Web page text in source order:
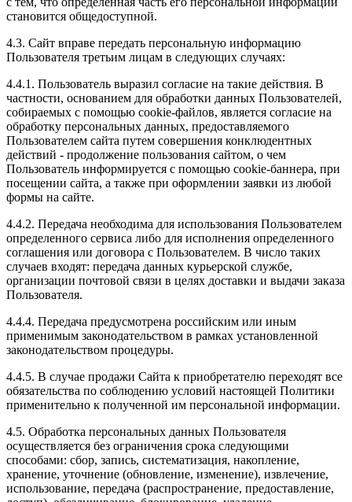
становится общедоступной.
4.3. Сайт вправе передать персональную информацию
Пользователя третьим лицам в следующих случаях:
4.4.1. Пользователь выразил согласие на такие действия. В
частности, основанием для обработки данных Пользователей,
собираемых с помощью cookie-файлов, является согласие на
обработку персональных данных, предоставляемого
Пользователем сайта путем совершения конклюдентных
действий - продолжение пользования сайтом, о чем
Пользователь информируется с помощью cookie-баннера, при
посещении сайта, а также при оформлении заявки из любой
формы на сайте.
4.4.2. Передача необходима для использования Пользователем
определенного сервиса либо для исполнения определенного
соглашения или договора с Пользователем. В число таких
случаев входят: передача данных курьерской службе,
организации почтовой связи в целях доставки и выдачи заказа
Пользователя.
4.4.4. Передача предусмотрена российским или иным
применимым законодательством в рамках установленной
законодательством процедуры.
4.4.5. В случае продажи Сайта к приобретателю переходят все
обязательства по соблюдению условий настоящей Политики
применительно к полученной им персональной информации.
4.5. Обработка персональных данных Пользователя
осуществляется без ограничения срока следующими
способами: сбор, запись, систематизация, накопление,
хранение, уточнение (обновление, изменение), извлечение,
использование, передача (распространение, предоставление,